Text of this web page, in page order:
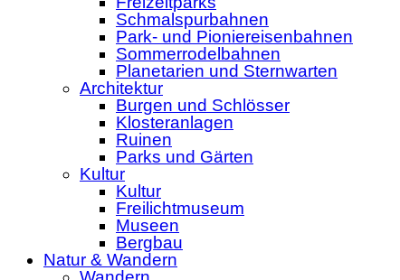
Schmalspurbahnen
Park- und Pioniereisenbahnen
Sommerrodelbahnen
Planetarien und Sternwarten
Architektur
Burgen und Schlösser
Klosteranlagen
Ruinen
Parks und Gärten
Kultur
Kultur
Freilichtmuseum
Museen
Bergbau
Natur & Wandern